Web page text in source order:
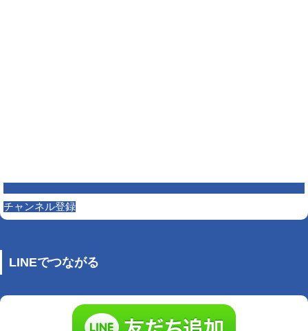
チャンネル登録
LINEでつながる